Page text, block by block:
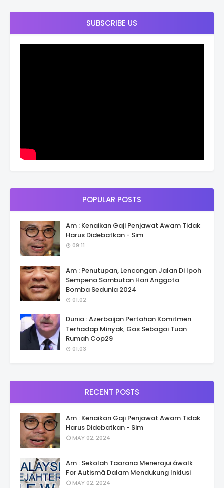
SUBSCRIBE US
POPULAR POSTS
Am : Kenaikan Gaji Penjawat Awam Tidak
Harus Didebatkan - Sim
09:11
Am : Penutupan, Lencongan Jalan Di Ipoh
Sempena Sambutan Hari Anggota
Bomba Sedunia 2024
01:02
Dunia : Azerbaijan Pertahan Komitmen
Terhadap Minyak, Gas Sebagai Tuan
Rumah Cop29
01:03
RECENT POSTS
Am : Kenaikan Gaji Penjawat Awam Tidak
Harus Didebatkan - Sim
MAY 02, 2024
Am : Sekolah Taarana Menerajui âwalk
For Autismâ Dalam Mendukung Inklusi
MAY 02, 2024